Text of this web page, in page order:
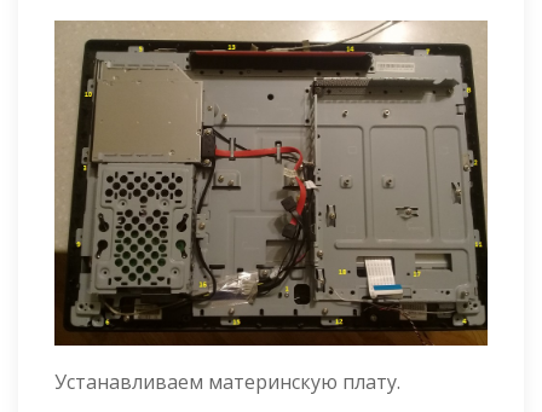
Устанавливаем материнскую плату.